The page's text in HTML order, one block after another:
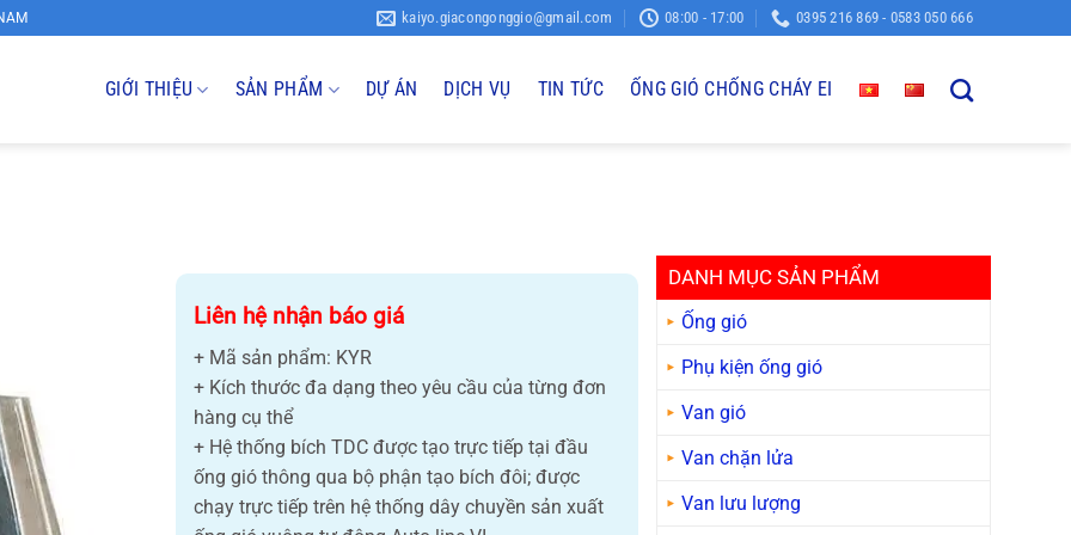
kaiyo.giacongonggio@gmail.com 08:00 - 17:00 0395 216 869 - 0583 050 666
GIỚI THIỆU SẢN PHẨM DỰ ÁN DỊCH VỤ TIN TỨC ỐNG GIÓ CHỐNG CHÁY EI
DANH MỤC SẢN PHẨM
Ống gió
Phụ kiện ống gió
Van gió
Van chặn lửa
Van lưu lượng
Liên hệ nhận báo giá
+ Mã sản phẩm: KYR
+ Kích thước đa dạng theo yêu cầu của từng đơn
hàng cụ thể
+ Hệ thống bích TDC được tạo trực tiếp tại đầu
ống gió thông qua bộ phận tạo bích đôi; được
chạy trực tiếp trên hệ thống dây chuyền sản xuất